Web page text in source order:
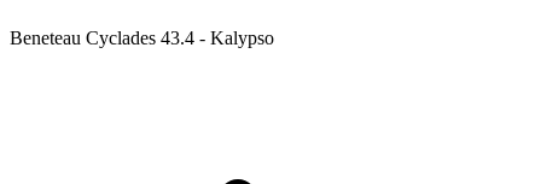
Beneteau Cyclades 43.4 - Kalypso